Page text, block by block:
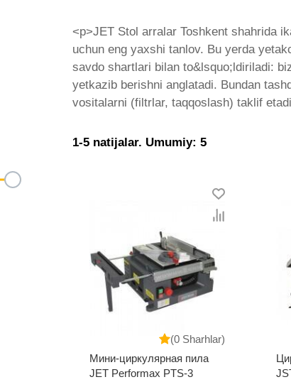
<p>JET Stol arralar Toshkent shahrida
uchun eng yaxshi tanlov. Bu yerda
savdo shartlari bilan to&lsquo;ldiriladi:
yetkazib berishni anglatadi. Bundan
vositalarni (filtrlar, taqqoslash) taklif
1-5 natijalar. Umumiy: 5
(0 Sharhlar)
Мини-циркулярная пила
JET Performax PTS-3